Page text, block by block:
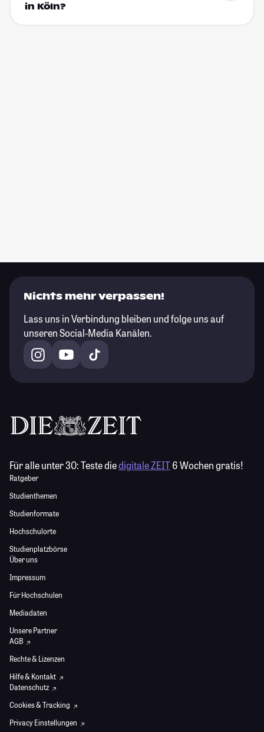
in Köln?
Nichts mehr verpassen!
Lass uns in Verbindung bleiben und folge uns auf
unseren Social-Media Kanälen.
Für alle unter 30:Teste diedigitale ZEIT6 Wochen gratis!
Ratgeber
Studienthemen
Studienformate
Hochschulorte
Studienplatzbörse
Über uns
Impressum
Für Hochschulen
Mediadaten
Unsere Partner
AGB
Rechte & Lizenzen
Hilfe & Kontakt
Datenschutz
Cookies & Tracking
Privacy Einstellungen